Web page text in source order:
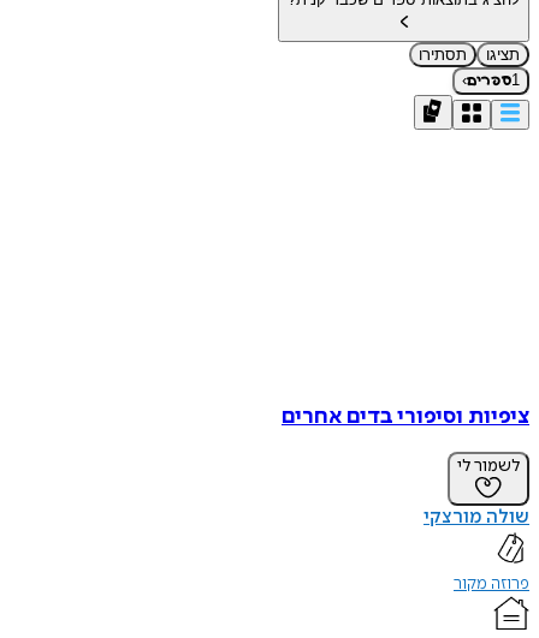
תציגו
תסתירו
1ספרים›
ציפיות וסיפורי בדים אחרים
לשמור לי
שולה מורצקי
פרוזה מקור